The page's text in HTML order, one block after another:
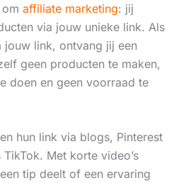
affiliate marketing: jij
via jouw unieke link. Als
jouw link, ontvang jij een
geen producten te maken,
doen en geen voorraad te
hun link via blogs, Pinterest
Met korte video’s
tip deelt of een ervaring